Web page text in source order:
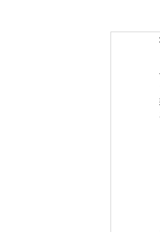
発表会